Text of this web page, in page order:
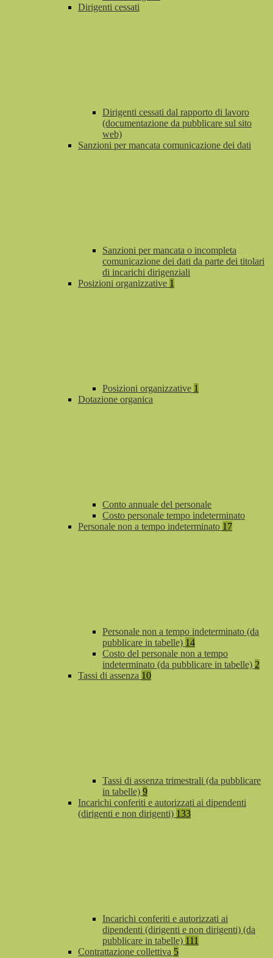
Dirigenti cessati
Dirigenti cessati dal rapporto di lavoro
(documentazione da pubblicare sul sito
web)
Sanzioni per mancata comunicazione dei dati
Sanzioni per mancata o incompleta
comunicazione dei dati da parte dei titolari
di incarichi dirigenziali
Posizioni organizzative 1
Posizioni organizzative 1
Dotazione organica
Conto annuale del personale
Costo personale tempo indeterminato
Personale non a tempo indeterminato 17
Personale non a tempo indeterminato (da
pubblicare in tabelle) 14
Costo del personale non a tempo
indeterminato (da pubblicare in tabelle) 2
Tassi di assenza 10
Tassi di assenza trimestrali (da pubblicare
in tabelle) 9
Incarichi conferiti e autorizzati ai dipendenti
(dirigenti e non dirigenti) 133
Incarichi conferiti e autorizzati ai
dipendenti (dirigenti e non dirigenti) (da
pubblicare in tabelle) 111
Contrattazione collettiva 5